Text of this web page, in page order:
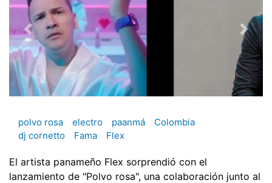
polvo rosa electro paanmá
Colombia
dj cornetto
Fama Flex
El artista panameño Flex sorprendió con el
lanzamiento de "Polvo rosa", una colaboración junto al